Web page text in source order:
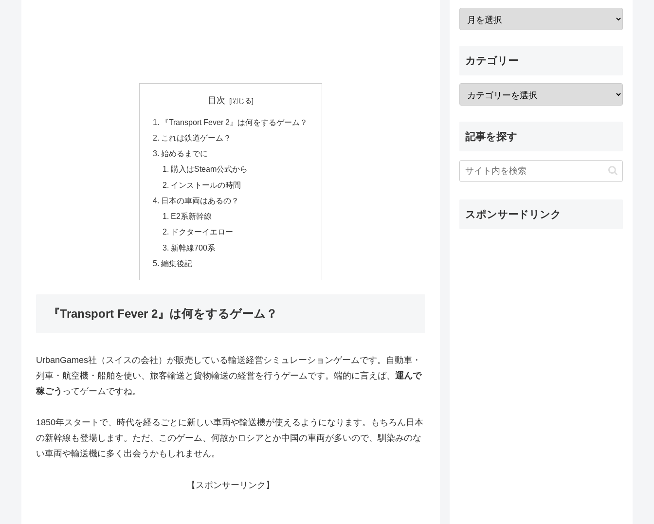
目次
『Transport Fever 2』は何をするゲーム？
これは鉄道ゲーム？
始めるまでに
購入はSteam公式から
インストールの時間
日本の車両はあるの？
E2系新幹線
ドクターイエロー
新幹線700系
編集後記
『Transport Fever 2』は何をするゲーム？
UrbanGames社（スイスの会社）が販売している輸送経営シミュレーションゲームです。自動車・
列車・航空機・船舶を使い、旅客輸送と貨物輸送の経営を行うゲームです。端的に言えば、 運んで
稼ごう ってゲームですね。
1850年スタートで、時代を経るごとに新しい車両や輸送機が使えるようになります。もちろん日本
の新幹線も登場します。ただ、このゲーム、何故かロシアとか中国の車両が多いので、馴染みのな
い車両や輸送機に多く出会うかもしれません。
【スポンサーリンク】
カテゴリー
記事を探す
スポンサードリンク